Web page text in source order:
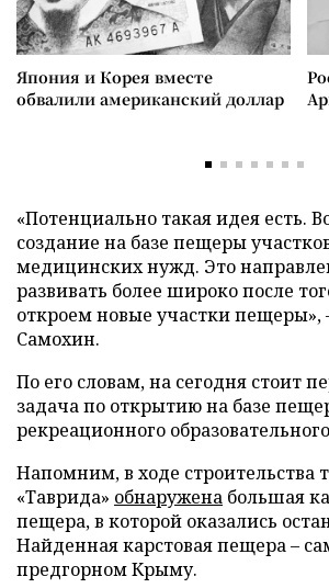
Япония и Корея вместе
обвалили американский доллар
«Потенциально такая идея есть.
создание на базе пещеры
медицинских нужд. Это
развивать более широко после
откроем новые участки пещеры»,
Самохин.
По его словам, на сегодня стоит
задача по открытию на базе
рекреационного
Напомним, в ходе строительства
«Таврида» обнаружена большая
пещера, в которой оказались
Найденная карстовая пещера –
предгорном Крыму.